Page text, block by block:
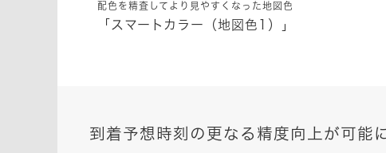
配色を精査してより見やすくなった地図色
「スマートカラー（地図色1）」
到着予想時刻の更なる精度向上が可能